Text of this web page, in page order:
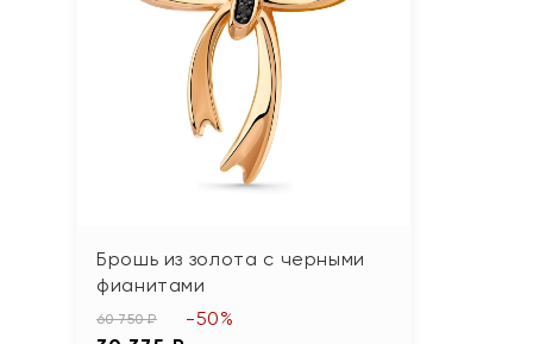
Брошь из золота с черными
фианитами
60 750 ₽ -50%